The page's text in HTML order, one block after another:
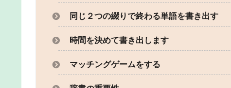
同じ２つの綴りで終わる単語を書き出す
時間を決めて書き出します
マッチングゲームをする